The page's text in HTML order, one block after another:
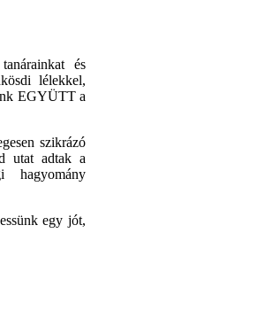
és
lélekkel,
EGYÜTT a
szikrázó
utat adtak a
hagyomány
egy jót,